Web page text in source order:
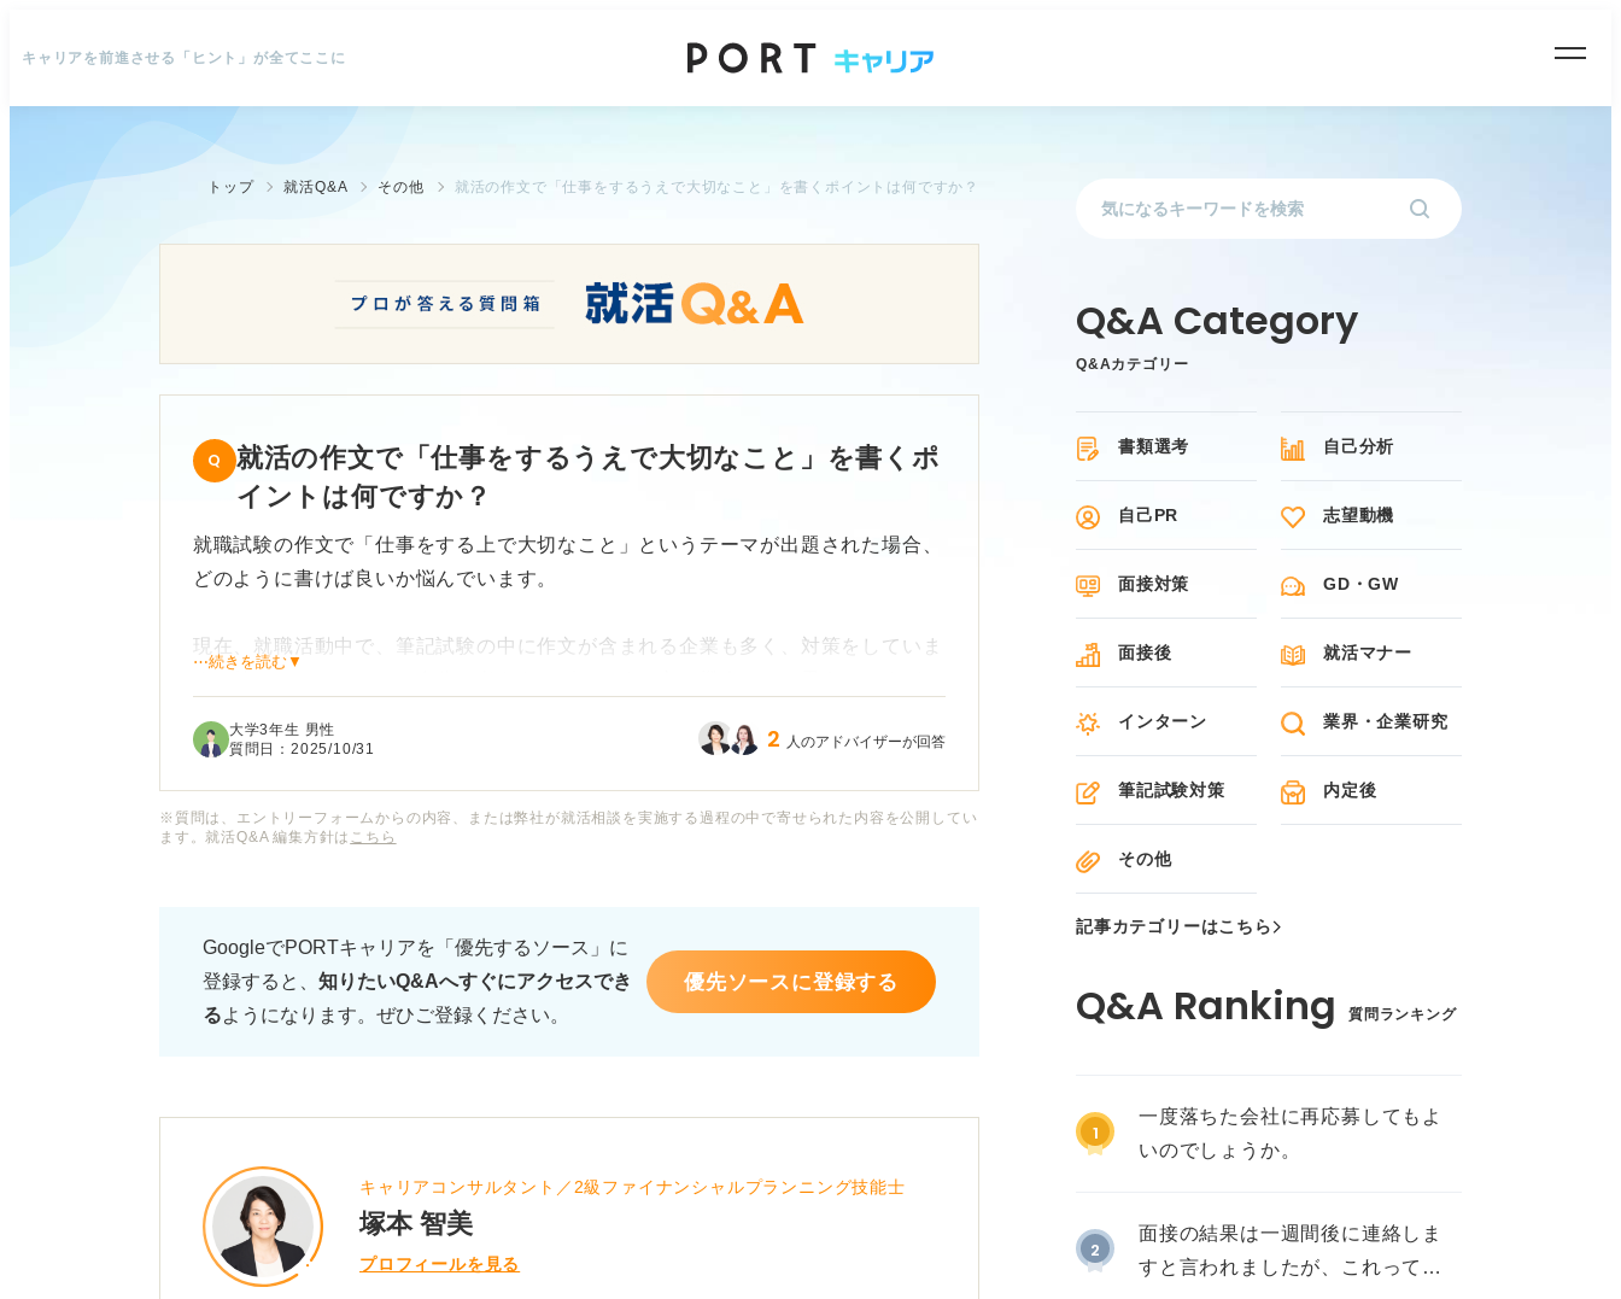
キャリアを前進させる「ヒント」が全てここに
トップ 就活Q&A その他 就活の作文で「仕事をするうえで大切なこと」を書くポイントは何ですか？
就活の作文で「仕事をするうえで大切なこと」を書くポ
イントは何ですか？
就職試験の作文で「仕事をする上で大切なこと」というテーマが出題された場合、
どのように書けば良いか悩んでいます。
現在、就職活動中で、筆記試験の中に作文が含まれる企業も多く、対策をしていま
されるのかがわかりません。
採用担当者の方に「この学生は仕事への意欲が高いな」と思ってもらえるような、
説得力のある作文を書くためのポイントや、盛り込むべき内容、避けるべき表現な
⋯続きを読む▼
大学3年生 男性
質問日：2025/10/31 2 人のアドバイザーが回答
※質問は、エントリーフォームからの内容、または弊社が就活相談を実施する過程の中で寄せられた内容を公開してい
ます。就活Q&A 編集方針は こちら
GoogleでPORTキャリアを「優先するソース」に
登録すると、 知りたいQ&Aへすぐにアクセスでき
るようになります。ぜひご登録ください。
優先ソースに登録する
キャリアコンサルタント／2級ファイナンシャルプランニング技能士
塚本 智美
プロフィールを見る
Q&Aカテゴリー
書類選考 自己分析
自己PR 志望動機
面接対策 GD・GW
面接後 就活マナー
インターン 業界・企業研究
筆記試験対策 内定後
その他
記事カテゴリーはこちら
質問ランキング
1
一度落ちた会社に再応募してもよ
いのでしょうか。
2
面接の結果は一週間後に連絡しま
すと言われましたが、これって不